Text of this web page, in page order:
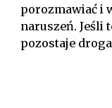
porozmawiać i
naruszeń. Jeśli
pozostaje